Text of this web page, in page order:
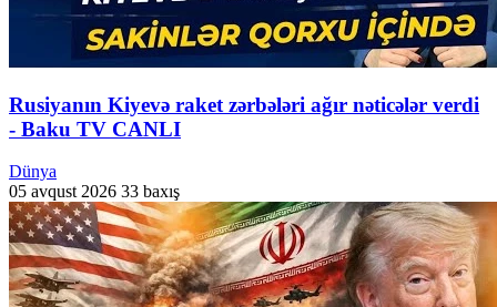
Rusiyanın Kiyevə raket zərbələri ağır nəticələr verdi
- Baku TV CANLI
Dünya
05 avqust 2026 33 baxış